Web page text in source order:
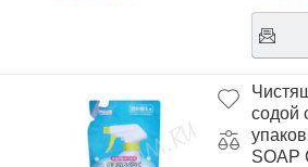
содой
SOAP